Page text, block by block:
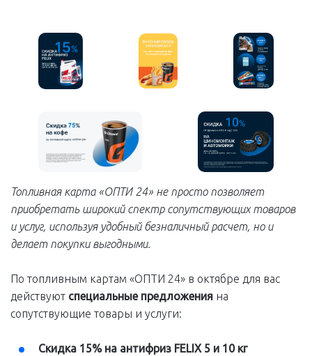
Топливная карта «ОПТИ 24» не просто позволяет
приобретать широкий спектр сопутствующих товаров
и услуг, используя удобный безналичный расчет, но и
делает покупки выгодными.
По топливным картам «ОПТИ 24» в октябре для вас
действуют специальные предложения на
сопутствующие товары и услуги:
Скидка 15% на антифриз FELIX 5 и 10 кг